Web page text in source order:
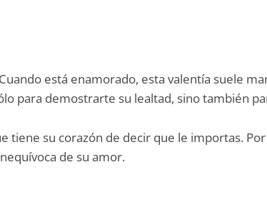
está enamorado, esta valentía suele
para demostrarte su lealtad, sino también
tiene su corazón de decir que le importas.
de su amor.